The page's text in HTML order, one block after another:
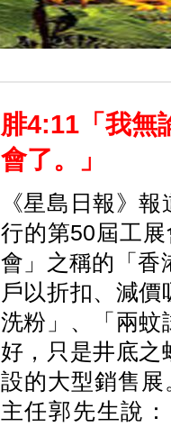
腓4:11「我無
會了。」
《星島日報》
行的第50屆工
會」之稱的「香
戶以折扣、減
洗粉」、「兩蚊
好，只是井底之
設的大型銷售
主任郭先生說